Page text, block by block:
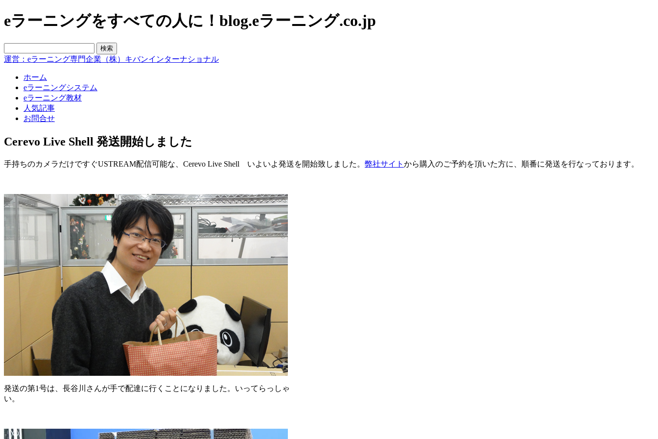
eラーニングをすべての人に！blog.eラーニング.co.jp
運営：eラーニング専門企業（株）キバンインターナショナル
ホーム
eラーニングシステム
eラーニング教材
人気記事
お問合せ
Cerevo Live Shell 発送開始しました
手持ちのカメラだけですぐUSTREAM配信可能な、Cerevo Live Shell いよいよ発送を開始致しました。 弊社サイト から購入のご予約を頂いた方に、順番に発送を行なっております。
発送の第1号は、長谷川さんが手で配達に行くことになりました。いってらっしゃ
い。